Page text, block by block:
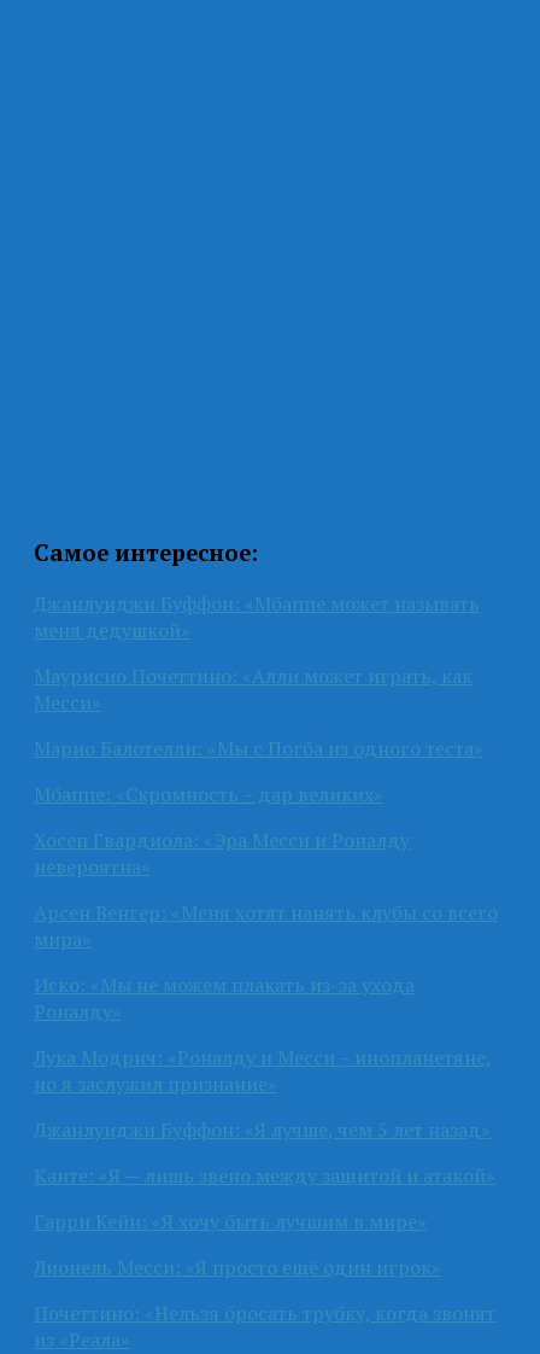
Самое интересное:
Джанлуиджи Буффон: «Мбаппе может называть
меня дедушкой»
Маурисио Почеттино: «Алли может играть, как
Месси»
Марио Балотелли: «Мы с Погба из одного теста»
Мбаппе: «Скромность – дар великих»
Хосеп Гвардиола: «Эра Месси и Роналду
невероятна»
Арсен Венгер: «Меня хотят нанять клубы со всего
мира»
Иско: «Мы не можем плакать из-за ухода
Роналду»
Лука Модрич: «Роналду и Месси – инопланетяне,
но я заслужил признание»
Джанлуиджи Буффон: «Я лучше, чем 5 лет назад»
Канте: «Я — лишь звено между защитой и атакой»
Гарри Кейн: «Я хочу быть лучшим в мире»
Лионель Месси: «Я просто ещё один игрок»
Почеттино: «Нельзя бросать трубку, когда звонят
из «Реала»